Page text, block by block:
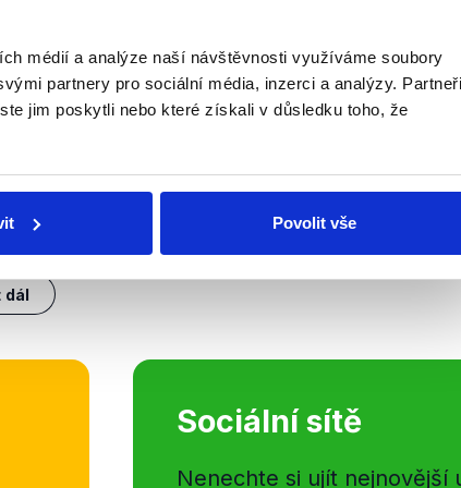
médií a analýze naší návštěvnosti využíváme soubory
partnery pro sociální média, inzerci a analýzy. Partneři
jim poskytli nebo které získali v důsledku toho, že
Povolit vše
Zeman na TV Barrandov
přestávce se na TV Barrandov vrátil
s prezidentem, ve kterém bývá
Zeman pravidelným a jediným hostem.
dál
Sociální sítě
Nenechte si ujít nejnovější